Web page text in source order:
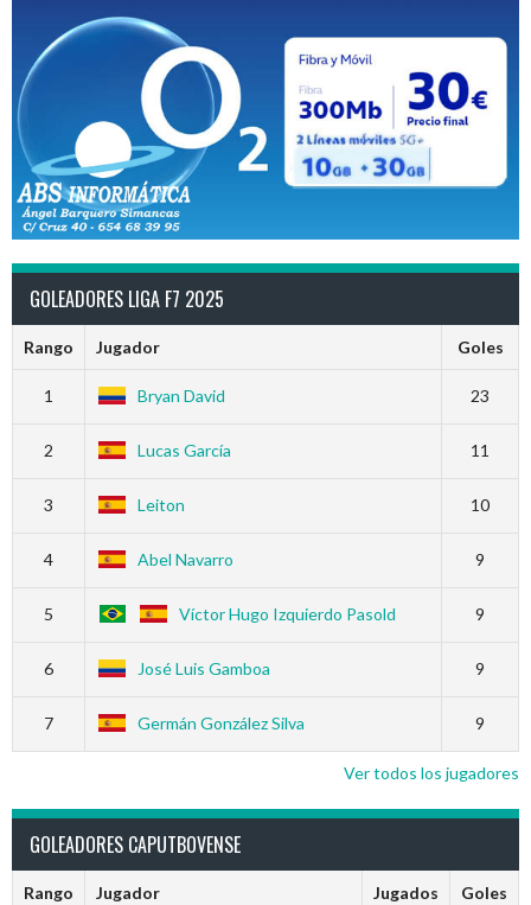
GOLEADORES LIGA F7 2025
Rango Jugador Goles
1 Bryan David 23
2 Lucas García 11
3 Leiton 10
4 Abel Navarro 9
5 Víctor Hugo Izquierdo Pasold 9
6 José Luis Gamboa 9
7 Germán González Silva 9
Ver todos los jugadores
GOLEADORES CAPUTBOVENSE
Rango Jugador Jugados Goles